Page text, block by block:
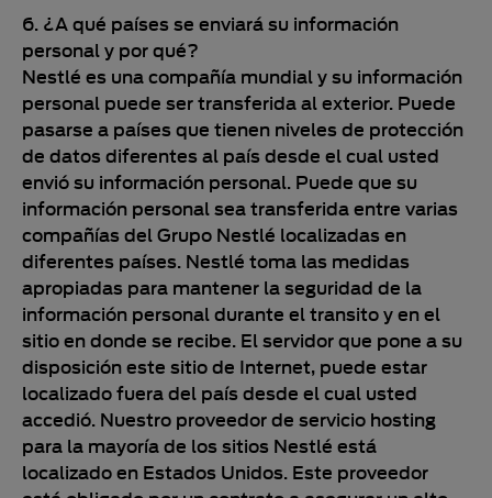
6. ¿A qué países se enviará su información
personal y por qué?
Nestlé es una compañía mundial y su información
personal puede ser transferida al exterior. Puede
pasarse a países que tienen niveles de protección
de datos diferentes al país desde el cual usted
envió su información personal. Puede que su
información personal sea transferida entre varias
compañías del Grupo Nestlé localizadas en
diferentes países. Nestlé toma las medidas
apropiadas para mantener la seguridad de la
información personal durante el transito y en el
sitio en donde se recibe. El servidor que pone a su
disposición este sitio de Internet, puede estar
localizado fuera del país desde el cual usted
accedió. Nuestro proveedor de servicio hosting
para la mayoría de los sitios Nestlé está
localizado en Estados Unidos. Este proveedor